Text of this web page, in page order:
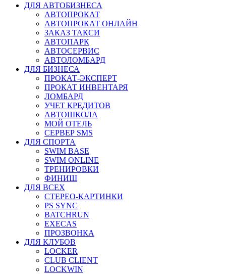
ДЛЯ АВТОБИЗНЕСА
АВТОПРОКАТ
АВТОПРОКАТ ОНЛАЙН
ЗАКАЗ ТАКСИ
АВТОПАРК
АВТОСЕРВИС
АВТОЛОМБАРД
ДЛЯ БИЗНЕСА
ПРОКАТ-ЭКСПЕРТ
ПРОКАТ ИНВЕНТАРЯ
ЛОМБАРД
УЧЕТ КРЕДИТОВ
АВТОШКОЛА
МОЙ ОТЕЛЬ
СЕРВЕР SMS
ДЛЯ СПОРТА
SWIM BASE
SWIM ONLINE
ТРЕНИРОВКИ
ФИНИШ
ДЛЯ ВСЕХ
СТЕРЕО-КАРТИНКИ
PS SYNC
BATCHRUN
EXECAS
ПРОЗВОНКА
ДЛЯ КЛУБОВ
LOCKER
CLUB CLIENT
LOCKWIN